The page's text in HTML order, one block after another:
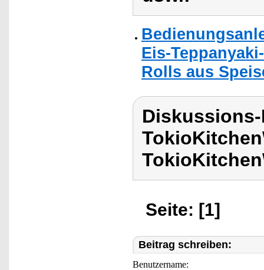
Eis-
Rolls aus
Seite: [1]
Beitrag schreiben:
Benutzername: